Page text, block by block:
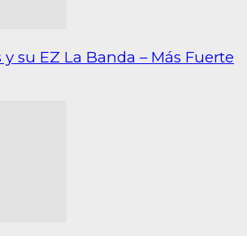
su EZ La Banda – Más Fuerte